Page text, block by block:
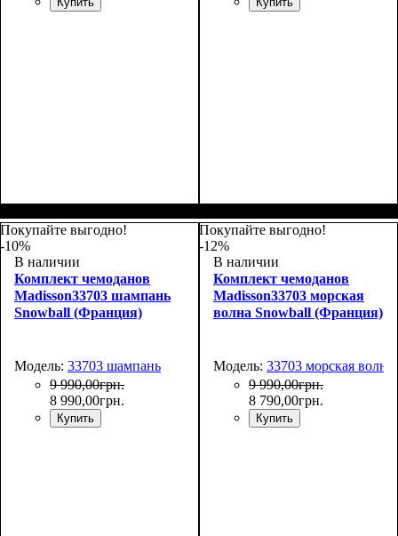
Покупайте выгодно!
-10%
В наличии
Комплект чемоданов
Madisson33703 шампань
Snowball (Франция)
Модель: 33703 шампань
9 990,00грн.
8 990,00грн.
Купить
Покупайте выгодно!
-12%
В наличии
Комплект чемоданов
Madisson33703 морская
волна Snowball (Франция)
Модель: 33703 морская волна
9 990,00грн.
8 790,00грн.
Купить